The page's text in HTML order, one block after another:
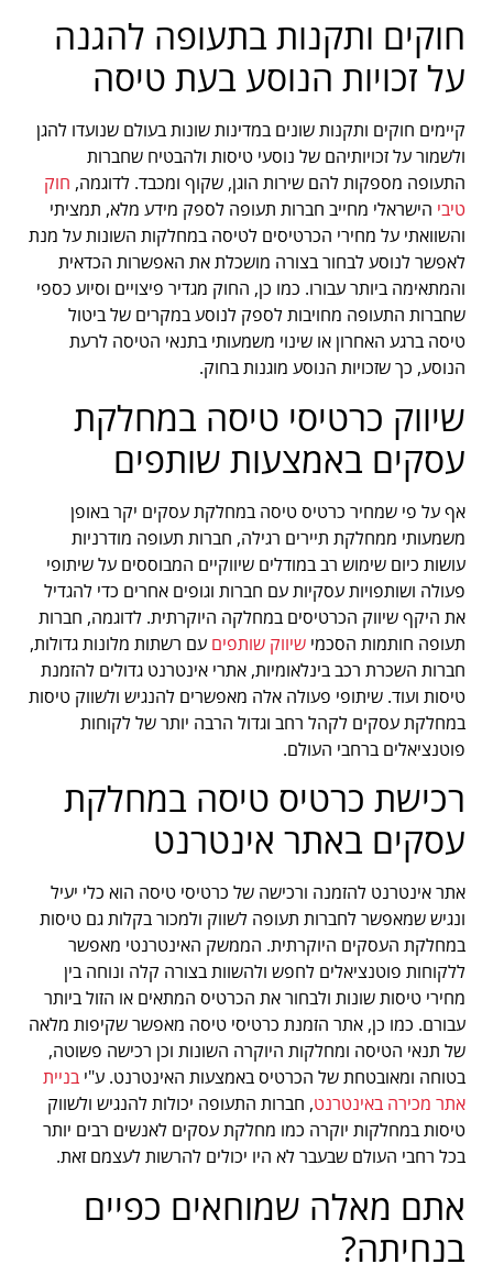
חוקים ותקנות בתעופה להגנה
על זכויות הנוסע בעת טיסה
קיימים חוקים ותקנות שונים במדינות שונות בעולם שנועדו להגן
ולשמור על זכויותיהם של נוסעי טיסות ולהבטיח שחברות
התעופה מספקות להם שירות הוגן, שקוף ומכבד. לדוגמה, חוק
טיבי הישראלי מחייב חברות תעופה לספק מידע מלא, תמציתי
והשוואתי על מחירי הכרטיסים לטיסה במחלקות השונות על מנת
לאפשר לנוסע לבחור בצורה מושכלת את האפשרות הכדאית
והמתאימה ביותר עבורו. כמו כן, החוק מגדיר פיצויים וסיוע כספי
שחברות התעופה מחויבות לספק לנוסע במקרים של ביטול
טיסה ברגע האחרון או שינוי משמעותי בתנאי הטיסה לרעת
הנוסע, כך שזכויות הנוסע מוגנות בחוק.
שיווק כרטיסי טיסה במחלקת
עסקים באמצעות שותפים
אף על פי שמחיר כרטיס טיסה במחלקת עסקים יקר באופן
משמעותי ממחלקת תיירים רגילה, חברות תעופה מודרניות
עושות כיום שימוש רב במודלים שיווקיים המבוססים על שיתופי
פעולה ושותפויות עסקיות עם חברות וגופים אחרים כדי להגדיל
את היקף שיווק הכרטיסים במחלקה היוקרתית. לדוגמה, חברות
תעופה חותמות הסכמי שיווק שותפים עם רשתות מלונות גדולות,
חברות השכרת רכב בינלאומיות, אתרי אינטרנט גדולים להזמנת
טיסות ועוד. שיתופי פעולה אלה מאפשרים להנגיש ולשווק טיסות
במחלקת עסקים לקהל רחב וגדול הרבה יותר של לקוחות
פוטנציאלים ברחבי העולם.
רכישת כרטיס טיסה במחלקת
עסקים באתר אינטרנט
אתר אינטרנט להזמנה ורכישה של כרטיסי טיסה הוא כלי יעיל
ונגיש שמאפשר לחברות תעופה לשווק ולמכור בקלות גם טיסות
במחלקת העסקים היוקרתית. הממשק האינטרנטי מאפשר
ללקוחות פוטנציאלים לחפש ולהשוות בצורה קלה ונוחה בין
מחירי טיסות שונות ולבחור את הכרטיס המתאים או הזול ביותר
עבורם. כמו כן, אתר הזמנת כרטיסי טיסה מאפשר שקיפות מלאה
של תנאי הטיסה ומחלקות היוקרה השונות וכן רכישה פשוטה,
בטוחה ומאובטחת של הכרטיס באמצעות האינטרנט. ע"י בניית
אתר מכירה באינטרנט, חברות התעופה יכולות להנגיש ולשווק
טיסות במחלקות יוקרה כמו מחלקת עסקים לאנשים רבים יותר
בכל רחבי העולם שבעבר לא היו יכולים להרשות לעצמם זאת.
אתם מאלה שמוחאים כפיים
בנחיתה?